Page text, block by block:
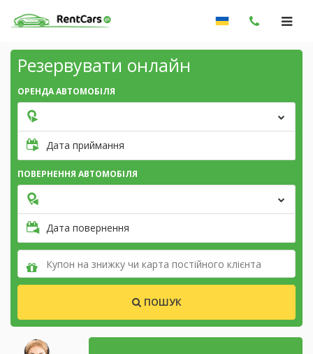
Резервувати онлайн
ОРЕНДА АВТОМОБІЛЯ
Дата приймання
ПОВЕРНЕННЯ АВТОМОБІЛЯ
Дата повернення
ПОШУК